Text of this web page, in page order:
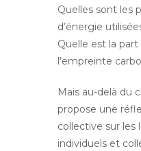
Quelles sont les
d’énergie
Quelle est la
l’empreinte
Mais au-delà du
propose une
collective sur les
individuels et